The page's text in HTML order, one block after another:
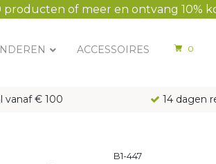
producten of meer en ontvang 10%
ACCESSOIRES 0
vanaf € 100 14 dagen
B1-447